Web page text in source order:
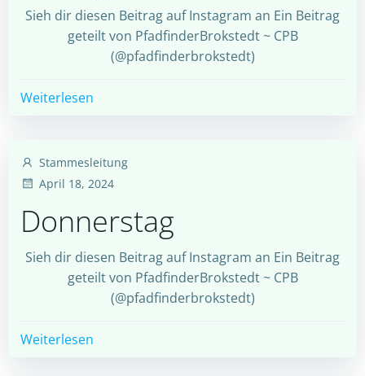
Sieh dir diesen Beitrag auf Instagram an Ein Beitrag
geteilt von PfadfinderBrokstedt ~ CPB
(@pfadfinderbrokstedt)
Weiterlesen
Stammesleitung
April 18, 2024
Donnerstag
Sieh dir diesen Beitrag auf Instagram an Ein Beitrag
geteilt von PfadfinderBrokstedt ~ CPB
(@pfadfinderbrokstedt)
Weiterlesen